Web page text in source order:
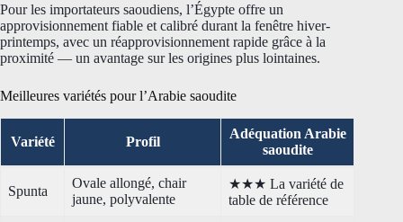
Pour les importateurs saoudiens, l’Égypte offre un
approvisionnement fiable et calibré durant la fenêtre hiver-
printemps, avec un réapprovisionnement rapide grâce à la
proximité — un avantage sur les origines plus lointaines.
Meilleures variétés pour l’Arabie saoudite
Variété Profil
Adéquation Arabie
saoudite
Spunta
Ovale allongé, chair
jaune, polyvalente
★★★ La variété de
table de référence